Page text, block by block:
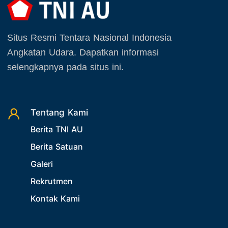
22. Latihan TNI
23. Operasi TNI
24. Operasi TNI AU
25. Agenda PIA Ardhya Garini
28. Bukan Berita TNI AU
Agustus 2026
Oktober 2025
November 2025
Situs Resmi Tentara Nasional Indonesia
Angkatan Udara. Dapatkan informasi
selengkapnya pada situs ini.
Tentang Kami
Berita TNI AU
Berita Satuan
Galeri
Rekrutmen
Kontak Kami